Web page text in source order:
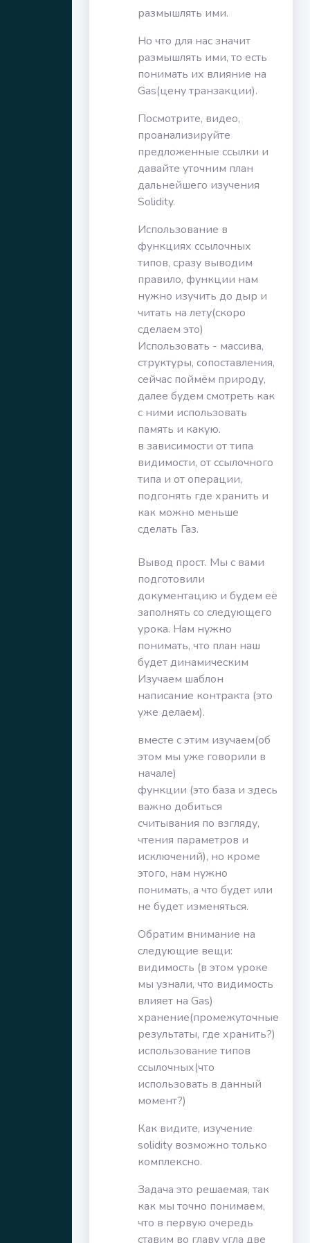
размышлять ими.
Но что для нас значит
размышлять ими, то есть
понимать их влияние на
Gas(цену транзакции).
Посмотрите, видео,
проанализируйте
предложенные ссылки и
давайте уточним план
дальнейшего изучения
Solidity.
Использование в
функциях ссылочных
типов, сразу выводим
правило, функции нам
нужно изучить до дыр и
читать на лету(скоро
сделаем это)
Использовать - массива,
структуры, сопоставления,
сейчас поймём природу,
далее будем смотреть как
с ними использовать
память и какую.
в зависимости от типа
видимости, от ссылочного
типа и от операции,
подгонять где хранить и
как можно меньше
сделать Газ.
Вывод прост. Мы с вами
подготовили
документацию и будем её
заполнять со следующего
урока. Нам нужно
понимать, что план наш
будет динамическим
Изучаем шаблон
написание контракта (это
уже делаем).
вместе с этим изучаем(об
этом мы уже говорили в
начале)
функции (это база и здесь
важно добиться
считывания по взгляду,
чтения параметров и
исключений), но кроме
этого, нам нужно
понимать, а что будет или
не будет изменяться.
Обратим внимание на
следующие вещи:
видимость (в этом уроке
мы узнали, что видимость
влияет на Gas)
хранение(промежуточные
результаты, где хранить?)
использование типов
ссылочных(что
использовать в данный
момент?)
Как видите, изучение
solidity возможно только
комплексно.
Задача это решаемая, так
как мы точно понимаем,
что в первую очередь
ставим во главу угла две